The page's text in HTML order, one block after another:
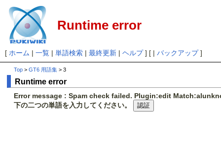
Runtime error
[ ホーム | 一覧| 単語検索| 最終更新| ヘルプ] [ | バックアップ]
Top > GT6 用語集 > 3
Runtime error
Error message : Spam check failed. Plugin:edit
下の二つの単語を入力してください。